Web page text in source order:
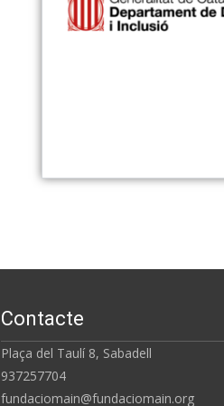
Contacte
Plaça del Taulí 8, Sabadell
937257704
fundaciomain@fundaciomain.org